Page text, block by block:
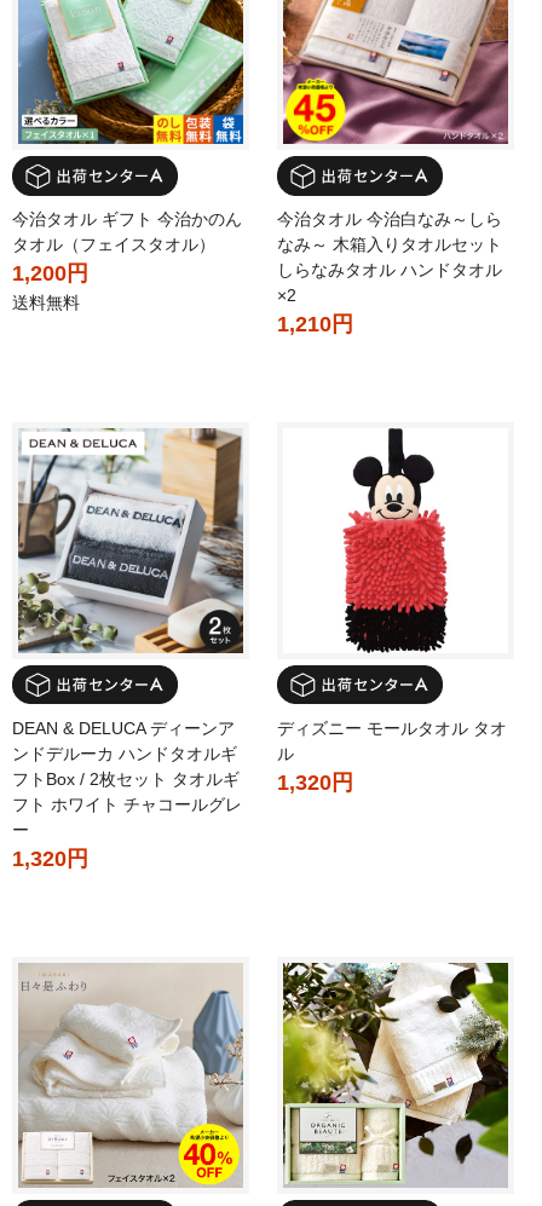
今治タオル ギフト 今治かのん
タオル（フェイスタオル）
1,200円
送料無料
今治タオル 今治白なみ～しら
なみ～ 木箱入りタオルセット
しらなみタオル ハンドタオル
×2
1,210円
DEAN & DELUCA ディーンア
ンドデルーカ ハンドタオルギ
フトBox / 2枚セット タオルギ
フト ホワイト チャコールグレ
ー
1,320円
ディズニー モールタオル タオ
ル
1,320円